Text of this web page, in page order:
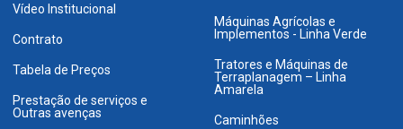
Vídeo Institucional
Contrato
Tabela de Preços
Prestação de serviços e
Outras avenças
Máquinas Agrícolas e
Implementos - Linha Verde
Tratores e Máquinas de
Terraplanagem – Linha
Amarela
Caminhões